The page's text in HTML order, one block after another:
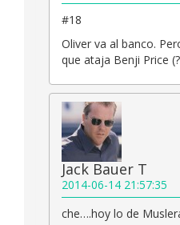
#18
Oliver va al banco.
que ataja Benji Price
Jack Bauer T
2014-06-14 21:57:35
che….hoy lo de